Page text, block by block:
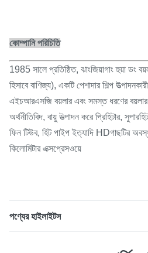
কোম্পানি পরিচিতি
1985 সালে প্রতিষ্ঠিত, ঝাংজিয়াগাং হুয়া ডং
হিসাবে বাণিজ্য), একটি পেশাদার শিল্প
এইচআরএসজি বয়লার এবং সমস্ত ধরণের বয়লার
অর্থনীতিবিদ, বায়ু উত্পাদন করে প্রিহিটার,
ফিন টিউব, হিট পাইপ ইত্যাদি HDগাছটির
কিলোমিটার এক্সপ্রেসওয়ে
পণ্যের হাইলাইটস